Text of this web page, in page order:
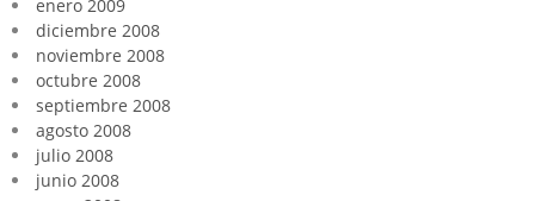
enero 2009
diciembre 2008
noviembre 2008
octubre 2008
septiembre 2008
agosto 2008
julio 2008
junio 2008